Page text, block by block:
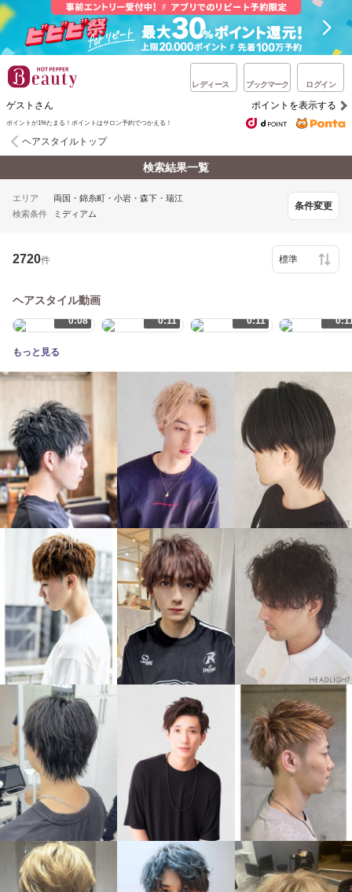
レディース ブックマーク ログイン
ゲストさん ポイントを表示する
ポイントが1%たまる！ポイントはサロン予約でつかえる！
ヘアスタイルトップ
検索結果一覧
エリア
両国・錦糸町・小岩・森下・瑞江
検索条件
ミディアム
条件変更
2720件
ヘアスタイル動画
0:08 0:11 0:11
もっと見る